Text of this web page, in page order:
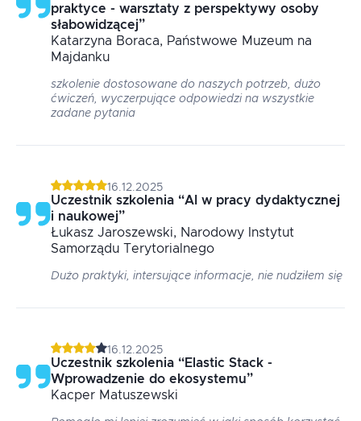
praktyce - warsztaty z perspektywy osoby
słabowidzącej”
Katarzyna Boraca, Państwowe Muzeum na
Majdanku
szkolenie dostosowane do naszych potrzeb, dużo
ćwiczeń, wyczerpujące odpowiedzi na wszystkie
zadane pytania
16.12.2025
Uczestnik szkolenia “AI w pracy dydaktycznej
i naukowej”
Łukasz Jaroszewski, Narodowy Instytut
Samorządu Terytorialnego
Dużo praktyki, intersujące informacje, nie nudziłem się
16.12.2025
Uczestnik szkolenia “Elastic Stack -
Wprowadzenie do ekosystemu”
Kacper Matuszewski